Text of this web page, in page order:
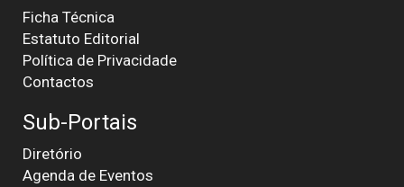
Ficha Técnica
Estatuto Editorial
Política de Privacidade
Contactos
Sub-Portais
Diretório
Agenda de Eventos